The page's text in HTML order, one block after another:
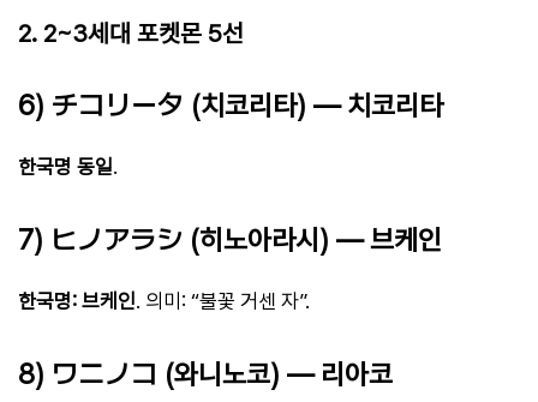
2. 2~3세대 포켓몬 5선
6) チコリータ (치코리타) — 치코리타
한국명 동일.
7) ヒノアラシ (히노아라시) — 브케인
한국명: 브케인. 의미: “불꽃 거센 자”.
8) ワニノコ (와니노코) — 리아코